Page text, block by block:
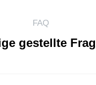
FAQ
gestellte